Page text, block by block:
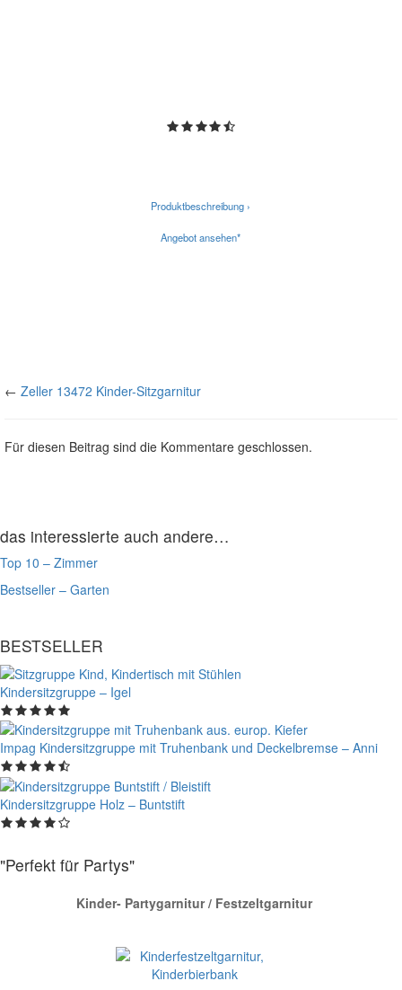
Produktbeschreibung ›
Angebot ansehen*
← Zeller 13472 Kinder-Sitzgarnitur
Für diesen Beitrag sind die Kommentare geschlossen.
das interessierte auch andere…
Top 10 – Zimmer
Bestseller – Garten
BESTSELLER
Kindersitzgruppe – Igel
Impag Kindersitzgruppe mit Truhenbank und Deckelbremse – Anni
Kindersitzgruppe Holz – Buntstift
"Perfekt für Partys"
Kinder- Partygarnitur / Festzeltgarnitur